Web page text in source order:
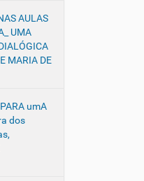
AULAS
UMA
MARIA DE
umA
dos